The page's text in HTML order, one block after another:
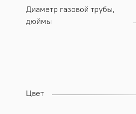
Диаметр газовой трубы,
дюймы
Цвет